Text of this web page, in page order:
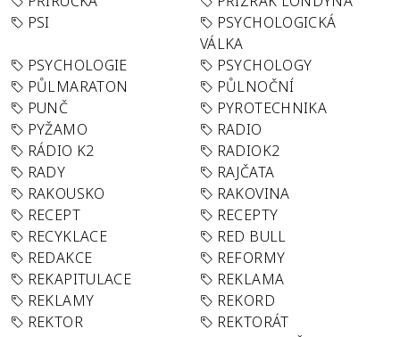
PSI
PSYCHOLOGICKÁ
VÁLKA
PSYCHOLOGIE
PSYCHOLOGY
PŮLMARATON
PŮLNOČNÍ
PUNČ
PYROTECHNIKA
PYŽAMO
RADIO
RÁDIO K2
RADIOK2
RADY
RAJČATA
RAKOUSKO
RAKOVINA
RECEPT
RECEPTY
RECYKLACE
RED BULL
REDAKCE
REFORMY
REKAPITULACE
REKLAMA
REKLAMY
REKORD
REKTOR
REKTORÁT